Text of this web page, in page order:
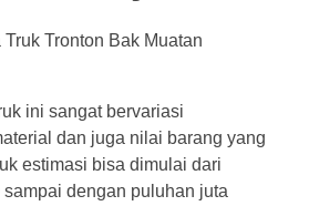
ini sangat bervariasi
dan juga nilai barang yang
estimasi bisa dimulai dari
dengan puluhan juta